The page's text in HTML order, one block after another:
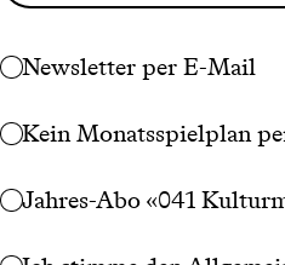
Newsletter per E-Mail
Kein Monatsspielplan
Jahres-Abo «041